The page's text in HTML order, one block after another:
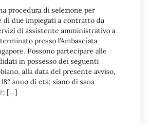
procedura di selezione per
di due impiegati a contratto da
di assistente amministrativo a
presso l’Ambasciata
Possono partecipare alle
in possesso dei seguenti
alla data del presente avviso,
anno di età; siano di sana
[…]